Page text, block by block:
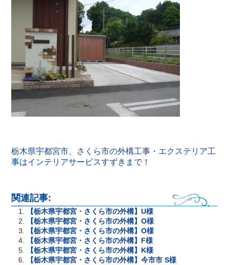
栃木県宇都宮市、さくら市の外構工事・エクステリア工
事はインテリアサービスすずきまで！
関連記事:
【栃木県宇都宮・さくら市の外構】U様
【栃木県宇都宮・さくら市の外構】O様
【栃木県宇都宮・さくら市の外構】O様
【栃木県宇都宮・さくら市の外構】F様
【栃木県宇都宮・さくら市の外構】K様
【栃木県宇都宮・さくら市の外構】今市市 S様